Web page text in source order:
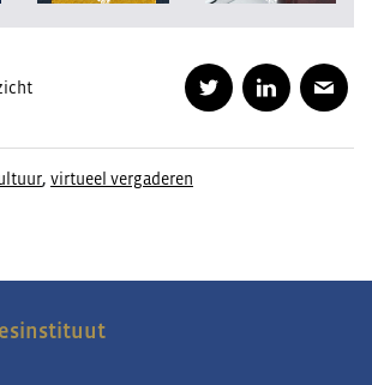
, virtueel vergaderen